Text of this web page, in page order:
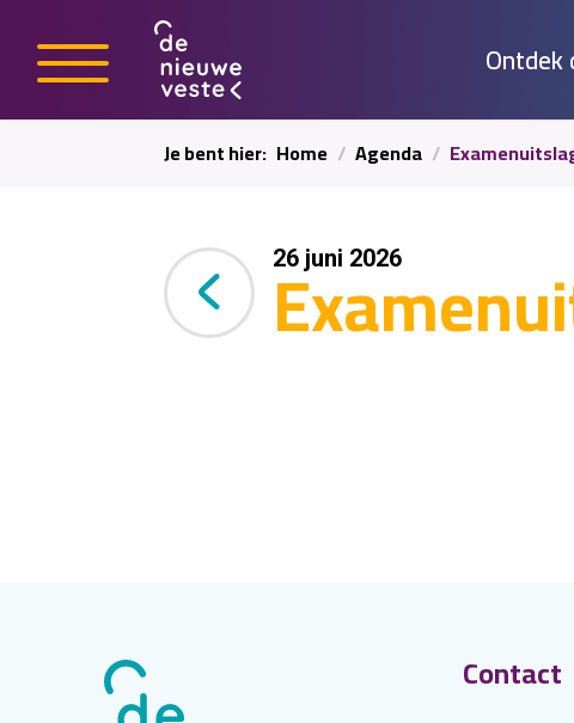
Ontdek
Je bent hier: Home Agenda
26 juni 2026
Contact